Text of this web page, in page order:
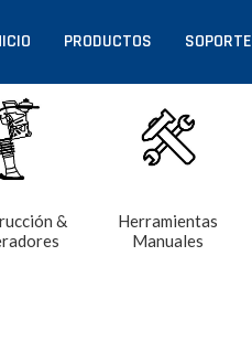
PRODUCTOS SOPORTE
&
Herramientas
Manuales